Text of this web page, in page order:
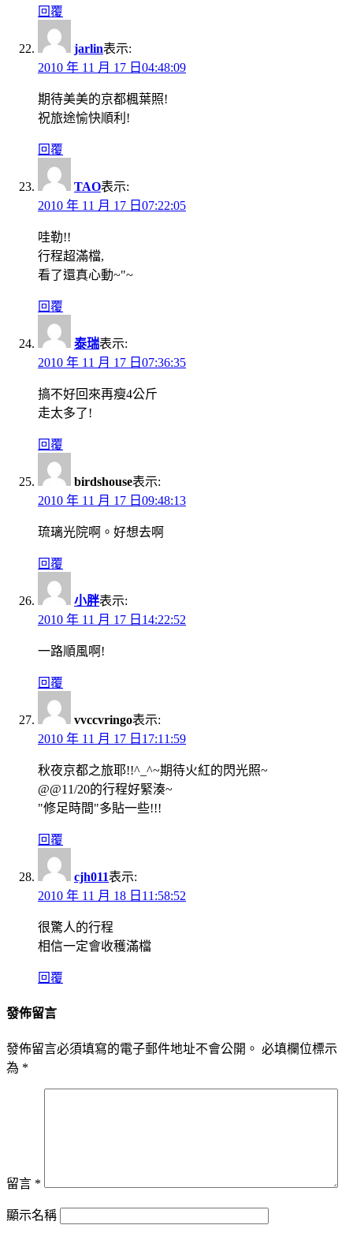
回覆
jarlin表示:
2010 年 11 月 17 日04:48:09
期待美美的京都楓葉照!
祝旅途愉快順利!
回覆
TAO表示:
2010 年 11 月 17 日07:22:05
哇勒!!
行程超滿檔,
看了還真心動~"~
回覆
泰瑞表示:
2010 年 11 月 17 日07:36:35
搞不好回來再瘦4公斤
走太多了!
回覆
birdshouse表示:
2010 年 11 月 17 日09:48:13
琉璃光院啊。好想去啊
回覆
小胖表示:
2010 年 11 月 17 日14:22:52
一路順風啊!
回覆
vvccvringo表示:
2010 年 11 月 17 日17:11:59
秋夜京都之旅耶!!^_^~期待火紅的閃光照~
@@11/20的行程好緊湊~
"修足時間"多貼一些!!!
回覆
cjh011表示:
2010 年 11 月 18 日11:58:52
很驚人的行程
相信一定會收穫滿檔
回覆
發佈留言
發佈留言必須填寫的電子郵件地址不會公開。 必填欄位標示
為 *
留言 *
顯示名稱